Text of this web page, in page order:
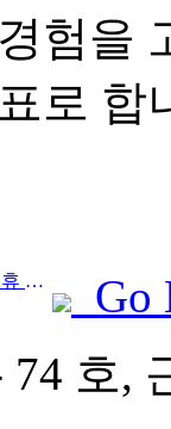
험을
로 합
Prev:양쯔강 삼각주 철도는 노동절 연휴 기간 동안 2,138만 명이 넘는 승객을 수송했습니다.
Go
호,